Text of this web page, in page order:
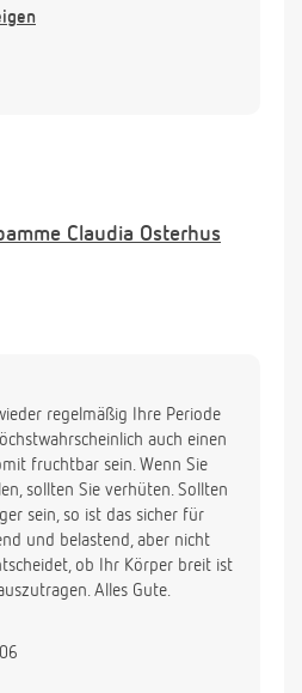
wissen, ob man extrem
nach der geburt
so ist. ich habe auch im net
empfänglich war. kann
wann genau die regel
da stand, dass ich in den
war. was nu?
Claudia Osterhus
regelmäßig Ihre Periode
auch einen
fruchtbar sein. Wenn Sie
sollten Sie verhüten. Sollten
sein, so ist das sicher für
und belastend, aber nicht
ob Ihr Körper breit ist
Alles Gute.